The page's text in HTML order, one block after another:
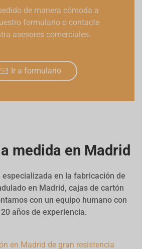
de manera cómoda a
formulario o contacte
asesores comerciales.
Ir a formulario
medida en Madrid
especializada en la fabricación de
en Madrid, cajas de cartón
con un equipo humano con
años de experiencia.